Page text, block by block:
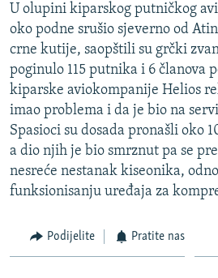
pretragu
VIDEO
FOTOGALERIJE
INFOGRAFIKE
PODCASTI
RAT U UKRAJINI
KINA NA BALKANU
RSE PRIČE IZ SVIJETA
ISPRIČAJ MI
DNEVNO@RSE
SPECIJALI RSE
GENOCID U SREBRENICI
PRATITE NAS
U olupini kiparskog putničkog
oko podne srušio sjeverno od
crne kutije, saopštili su grčki
poginulo 115 putnika i 6 članova
kiparske aviokompanije Helios
imao problema i da je bio na
Spasioci su dosada pronašli oko
a dio njih je bio smrznut pa se
nesreće nestanak kiseonika,
funksionisanju uređaja za
Podijelite Pratite nas